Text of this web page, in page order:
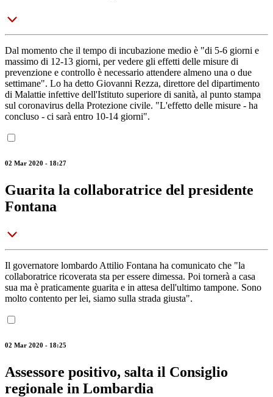
Dal momento che il tempo di incubazione medio è "di 5-6 giorni e
massimo di 12-13 giorni, per vedere gli effetti delle misure di
prevenzione e controllo è necessario attendere almeno una o due
settimane". Lo ha detto Giovanni Rezza, direttore del dipartimento
di Malattie infettive dell'Istituto superiore di sanità, al punto stampa
sul coronavirus della Protezione civile. "L'effetto delle misure - ha
concluso - ci sarà entro 10-14 giorni".
02 Mar 2020 - 18:27
Guarita la collaboratrice del presidente
Fontana
Il governatore lombardo Attilio Fontana ha comunicato che "la
collaboratrice ricoverata sta per essere dimessa. Poi tornerà a casa
sua ma è praticamente guarita e in attesa dell'ultimo tampone. Sono
molto contento per lei, siamo sulla strada giusta".
02 Mar 2020 - 18:25
Assessore positivo, salta il Consiglio
regionale in Lombardia